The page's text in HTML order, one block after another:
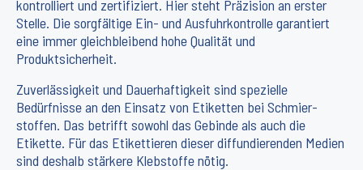
kontrolliert und zertifiziert. Hier steht Präzision an erster
Stelle. Die sorgfältige Ein- und Ausfuhrkontrolle garantiert
eine immer gleichbleibend hohe Qualität und
Produktsicherheit.
Zuverlässigkeit und Dauerhaftigkeit sind spezielle
Bedürfnisse an den Einsatz von Etiketten bei Schmier-
stoffen. Das betrifft sowohl das Gebinde als auch die
Etikette. Für das Etikettieren dieser diffundierenden Medien
sind deshalb stärkere Klebstoffe nötig.